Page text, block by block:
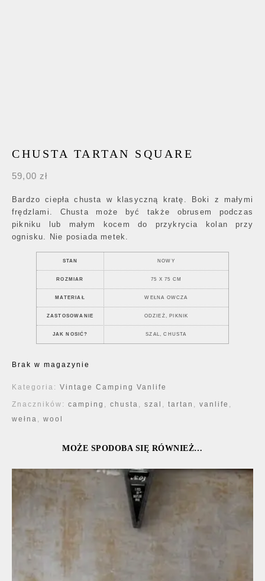
CHUSTA TARTAN SQUARE
59,00 zł
Bardzo ciepła chusta w klasyczną kratę. Boki z małymi
frędzlami. Chusta może być także obrusem podczas
pikniku lub małym kocem do przykrycia kolan przy
ognisku. Nie posiada metek.
STAN NOWY
ROZMIAR 75 X 75 CM
MATERIAŁ WEŁNA OWCZA
ZASTOSOWANIE ODZIEŻ, PIKNIK
JAK NOSIĆ? SZAL, CHUSTA
Brak w magazynie
Kategoria: Vintage Camping Vanlife
Znaczników: camping , chusta , szal , tartan , vanlife ,
wełna , wool
MOŻE SPODOBA SIĘ RÓWNIEŻ…